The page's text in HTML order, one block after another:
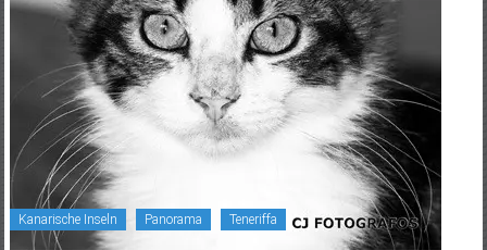
Kanarische Inseln Panorama Teneriffa